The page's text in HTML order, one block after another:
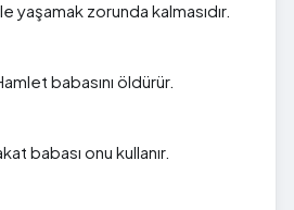
yaşamak zorunda kalmasıdır.
babasını öldürür.
babası onu kullanır.